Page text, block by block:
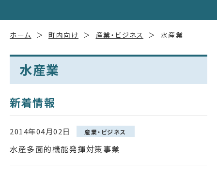
ホーム 町内向け 産業・ビジネス 水産業
水産業
新着情報
2014年04月02日 産業・ビジネス
水産多面的機能発揮対策事業